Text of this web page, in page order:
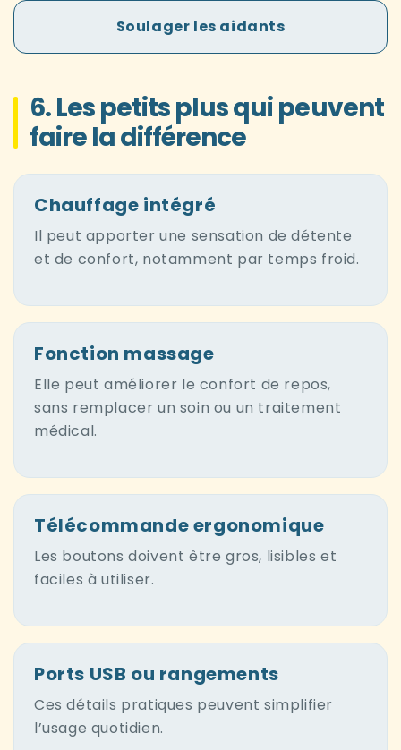
Soulager les aidants
6. Les petits plus qui peuvent
faire la différence
Chauffage intégré
Il peut apporter une sensation de détente
et de confort, notamment par temps froid.
Fonction massage
Elle peut améliorer le confort de repos,
sans remplacer un soin ou un traitement
médical.
Télécommande ergonomique
Les boutons doivent être gros, lisibles et
faciles à utiliser.
Ports USB ou rangements
Ces détails pratiques peuvent simplifier
l’usage quotidien.